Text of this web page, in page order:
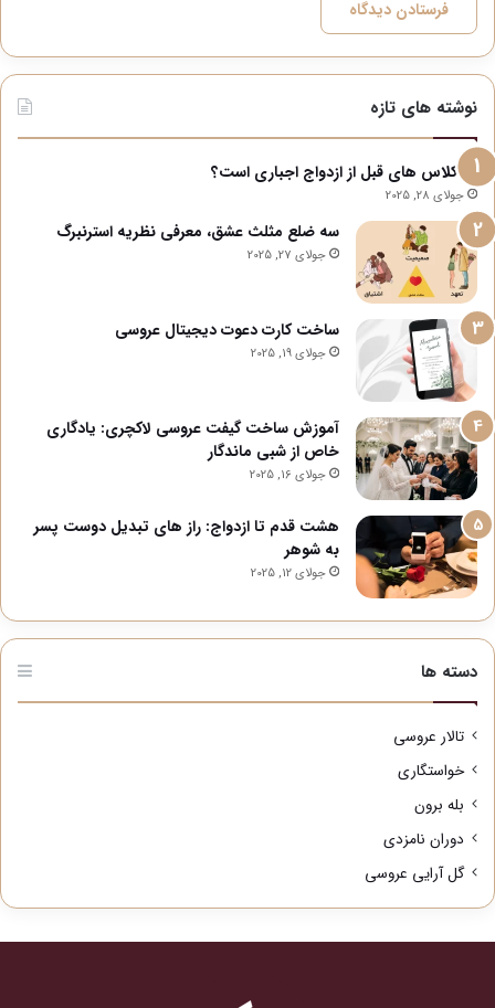
نوشته های تازه
آیا کلاس های قبل از ازدواج اجباری است؟
جولای 28, 2025
سه ضلع مثلث عشق، معرفی نظریه استرنبرگ
جولای 27, 2025
ساخت کارت دعوت دیجیتال عروسی
جولای 19, 2025
آموزش ساخت گیفت عروسی لاکچری: یادگاری
خاص از شبی ماندگار
جولای 16, 2025
هشت قدم تا ازدواج: راز های تبدیل دوست پسر
به شوهر
جولای 12, 2025
دسته ها
تالار عروسی
خواستگاری
بله برون
دوران نامزدی
گل آرایی عروسی